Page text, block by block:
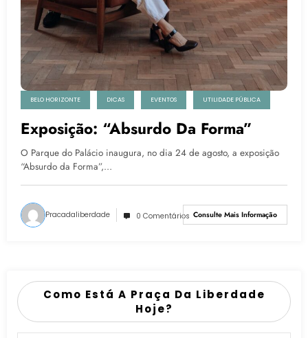
BELO HORIZONTE DICAS EVENTOS UTILIDADE PÚBLICA
Exposição: “Absurdo Da Forma”
O Parque do Palácio inaugura, no dia 24 de agosto, a exposição
“Absurdo da Forma”,…
Pracadaliberdade 0 Comentários Consulte Mais Informação
Como Está A Praça Da Liberdade
Hoje?